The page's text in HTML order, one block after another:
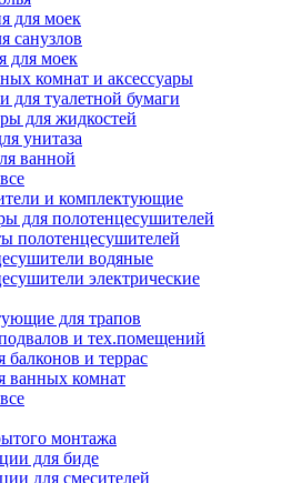
для моек
санузлов
для моек
комнат и аксессуары
для туалетной бумаги
для жидкостей
унитаза
ванной
и комплектующие
для полотенцесушителей
полотенцесушителей
водяные
электрические
для трапов
и тех.помещений
балконов и террас
ванных комнат
монтажа
для биде
для смесителей